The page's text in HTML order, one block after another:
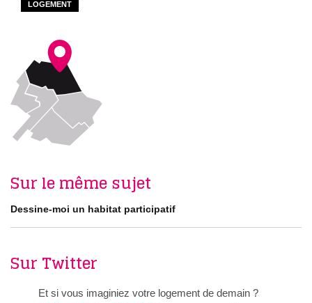
LOGEMENT
Sur le même sujet
Dessine-moi un habitat participatif
Sur Twitter
Et si vous imaginiez votre logement de demain ?